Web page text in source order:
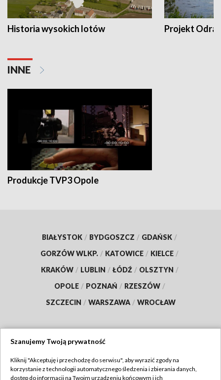
Historia wysokich lotów Projekt Odra
INNE
Produkcje TVP3 Opole
BIAŁYSTOK / BYDGOSZCZ / GDAŃSK /
GORZÓW WLKP. / KATOWICE / KIELCE /
KRAKÓW / LUBLIN / ŁÓDŹ / OLSZTYN /
OPOLE / POZNAŃ / RZESZÓW /
SZCZECIN / WARSZAWA / WROCŁAW
TVP
Szanujemy Twoją prywatność
Kliknij "Akceptuję i przechodzę do serwisu", aby wyrazić zgody na
korzystanie z technologii automatycznego śledzenia i zbierania danych,
dostęp do informacji na Twoim urządzeniu końcowym i ich